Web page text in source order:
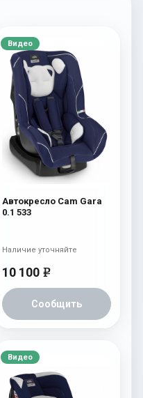
Видео
Автокресло Cam Gara
0.1 533
10 100 e
Сообщить
Наличие уточняйте
Видео